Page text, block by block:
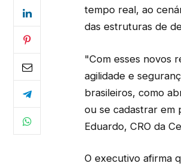
tempo real, ao
das estruturas de
"Com esses novos
agilidade e
brasileiros, como
ou se cadastrar em
Eduardo, CRO da
O executivo afirma